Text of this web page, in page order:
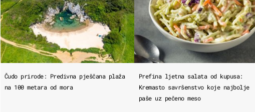
Čudo prirode: Predivna pješčana plaža
na 100 metara od mora
Prefina ljetna salata od kupusa:
Kremasto savršenstvo koje najbolje
paše uz pečeno meso